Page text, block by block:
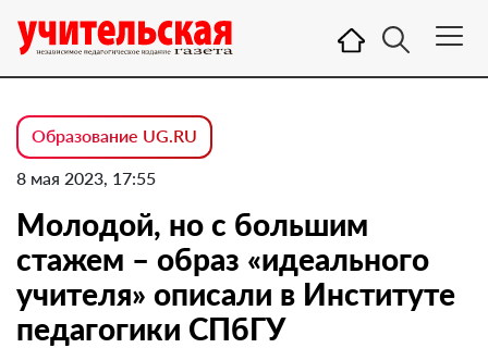
Образование UG.RU
8 мая 2023, 17:55
Молодой, но с большим
стажем – образ «идеального
учителя» описали в Институте
педагогики СПбГУ